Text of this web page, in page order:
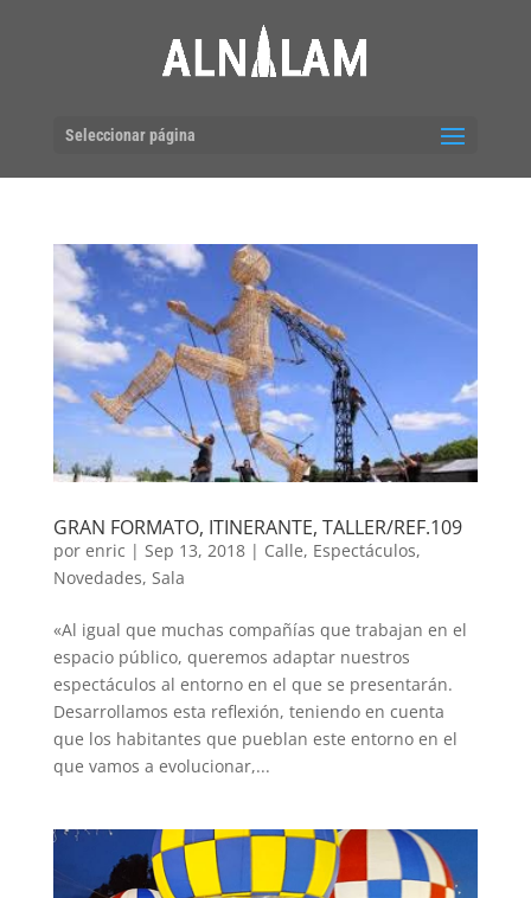
Seleccionar página
GRAN FORMATO, ITINERANTE, TALLER/REF.109
por enric | Sep 13, 2018| Calle, Espectáculos,
Novedades, Sala
«Al igual que muchas compañías que trabajan en el
espacio público, queremos adaptar nuestros
espectáculos al entorno en el que se presentarán.
Desarrollamos esta reflexión, teniendo en cuenta
que los habitantes que pueblan este entorno en el
que vamos a evolucionar,...